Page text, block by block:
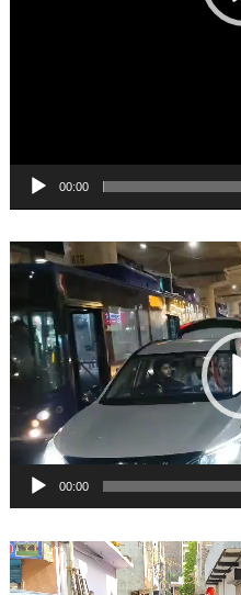
00:00
Video
Player
00:00
Video
Player